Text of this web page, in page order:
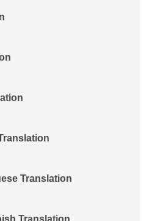
Translation
Translation